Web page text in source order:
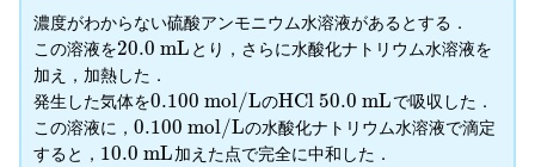
濃度がわからない硫酸アンモニウム水溶液があるとする．
この溶液を20.0 mL とり，さらに水酸化ナトリウム水溶液を
加え，加熱した．
発生した気体を0.100 mol/LのHCl 50.0 mLで吸収した．
この溶液に， 0.100 mol/Lの水酸化ナトリウム水溶液で滴定
すると， 10.0 mL加えた点で完全に中和した．